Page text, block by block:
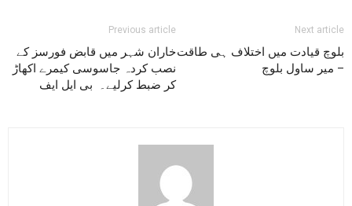
Previous article
خاران شہر میں قابض فورسز کے
نصب کردہ جاسوسی کیمرے اکھاڑ
کر ضبط کرلیے۔ بی ایل ایف
Next article
بلوچ قیادت میں اختلاف ہی طاقت
– میر ساول بلوچ